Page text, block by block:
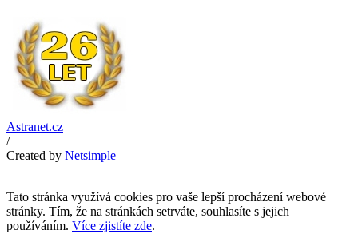
Astranet.cz
/
Created by Netsimple
Tato stránka využívá cookies pro vaše lepší procházení webové
stránky. Tím, že na stránkách setrváte, souhlasíte s jejich
používáním. Více zjistíte zde.